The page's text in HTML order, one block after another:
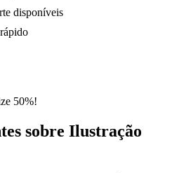
disponíveis
50%!
sobre Ilustração